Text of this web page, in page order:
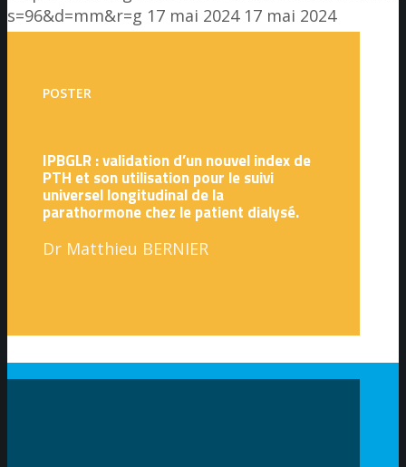
s=96&d=mm&r=g 17 mai 2024 17 mai 2024
POSTER
IPBGLR : validation d’un nouvel index de
PTH et son utilisation pour le suivi
universel longitudinal de la
parathormone chez le patient dialysé.
Dr Matthieu BERNIER